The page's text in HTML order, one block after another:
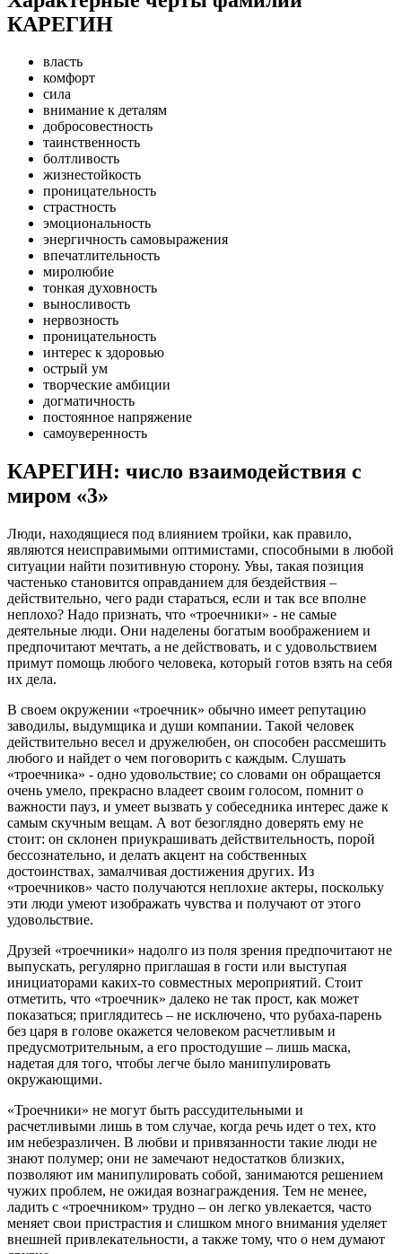
КАРЕГИН
власть
комфорт
сила
внимание к деталям
добросовестность
таинственность
болтливость
жизнестойкость
проницательность
страстность
эмоциональность
энергичность самовыражения
впечатлительность
миролюбие
тонкая духовность
выносливость
нервозность
проницательность
интерес к здоровью
острый ум
творческие амбиции
догматичность
постоянное напряжение
самоуверенность
КАРЕГИН: число взаимодействия с
миром «3»
Люди, находящиеся под влиянием тройки, как правило,
являются неисправимыми оптимистами, способными в любой
ситуации найти позитивную сторону. Увы, такая позиция
частенько становится оправданием для бездействия –
действительно, чего ради стараться, если и так все вполне
неплохо? Надо признать, что «троечники» - не самые
деятельные люди. Они наделены богатым воображением и
предпочитают мечтать, а не действовать, и с удовольствием
примут помощь любого человека, который готов взять на себя
их дела.
В своем окружении «троечник» обычно имеет репутацию
заводилы, выдумщика и души компании. Такой человек
действительно весел и дружелюбен, он способен рассмешить
любого и найдет о чем поговорить с каждым. Слушать
«троечника» - одно удовольствие; со словами он обращается
очень умело, прекрасно владеет своим голосом, помнит о
важности пауз, и умеет вызвать у собеседника интерес даже к
самым скучным вещам. А вот безоглядно доверять ему не
стоит: он склонен приукрашивать действительность, порой
бессознательно, и делать акцент на собственных
достоинствах, замалчивая достижения других. Из
«троечников» часто получаются неплохие актеры, поскольку
эти люди умеют изображать чувства и получают от этого
удовольствие.
Друзей «троечники» надолго из поля зрения предпочитают не
выпускать, регулярно приглашая в гости или выступая
инициаторами каких-то совместных мероприятий. Стоит
отметить, что «троечник» далеко не так прост, как может
показаться; приглядитесь – не исключено, что рубаха-парень
без царя в голове окажется человеком расчетливым и
предусмотрительным, а его простодушие – лишь маска,
надетая для того, чтобы легче было манипулировать
окружающими.
«Троечники» не могут быть рассудительными и
расчетливыми лишь в том случае, когда речь идет о тех, кто
им небезразличен. В любви и привязанности такие люди не
знают полумер; они не замечают недостатков близких,
позволяют им манипулировать собой, занимаются решением
чужих проблем, не ожидая вознаграждения. Тем не менее,
ладить с «троечником» трудно – он легко увлекается, часто
меняет свои пристрастия и слишком много внимания уделяет
внешней привлекательности, а также тому, что о нем думают